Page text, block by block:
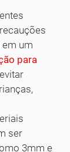
um
para
ser
3mm e